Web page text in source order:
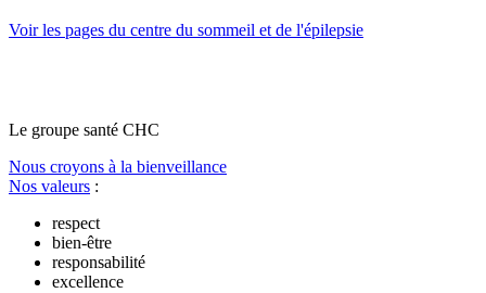
Voir les pages du centre du sommeil et de l'épilepsie
Le groupe santé CHC
Nous croyons à la bienveillance
Nos valeurs :
respect
bien-être
responsabilité
excellence